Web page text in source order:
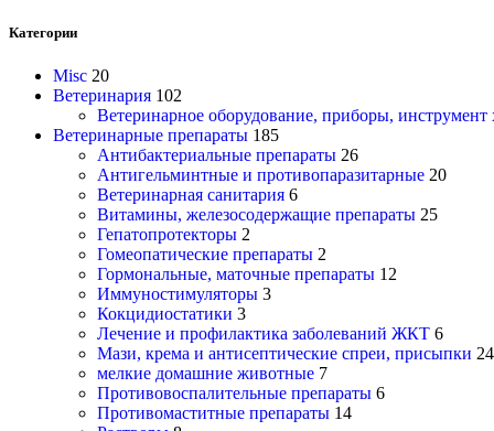
Категории
Misc 20
Ветеринария 102
Ветеринарное оборудование, приборы, инструмент
Ветеринарные препараты 185
Антибактериальные препараты 26
Антигельминтные и противопаразитарные 20
Ветеринарная санитария 6
Витамины, железосодержащие препараты 25
Гепатопротекторы 2
Гомеопатические препараты 2
Гормональные, маточные препараты 12
Иммуностимуляторы 3
Кокцидиостатики 3
Лечение и профилактика заболеваний ЖКТ 6
Мази, крема и антисептические спреи, присыпки 24
мелкие домашние животные 7
Противовоспалительные препараты 6
Противомаститные препараты 14